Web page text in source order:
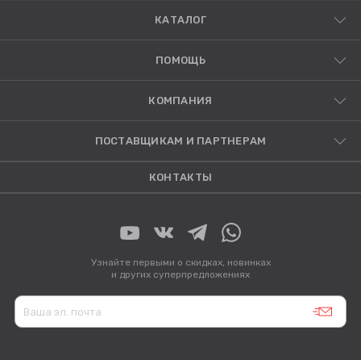
КАТАЛОГ
ПОМОЩЬ
КОМПАНИЯ
ПОСТАВЩИКАМ И ПАРТНЕРАМ
КОНТАКТЫ
Узнайте первыми о скидках, новинках
и других суперпредложениях